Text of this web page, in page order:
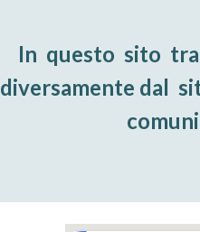
In  questo  sito
diversamente dal